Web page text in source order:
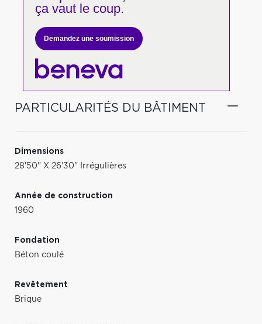
ça vaut le coup.
Demandez une soumission
PARTICULARITÉS DU BÂTIMENT
Dimensions
28'50" X 26'30" Irrégulières
Année de construction
1960
Fondation
Béton coulé
Revêtement
Brique